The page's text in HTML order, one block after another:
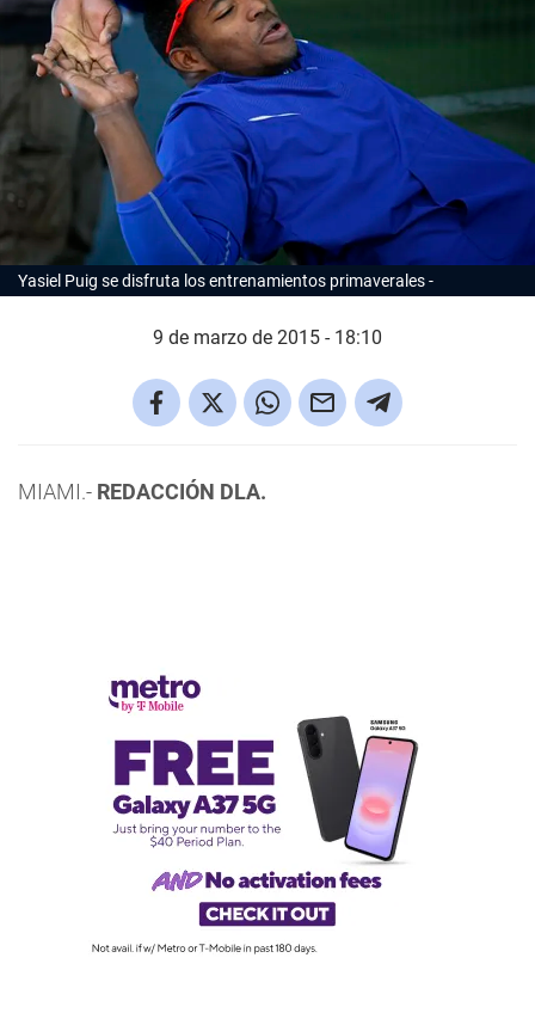
Yasiel Puig se disfruta los entrenamientos primaverales
9 de marzo de 2015 - 18:10
MIAMI.- REDACCIÓN DLA.